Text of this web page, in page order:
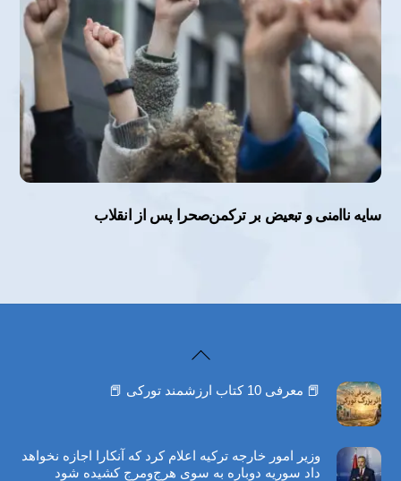
سایه ناامنی و تبعیض بر ترکمن‌صحرا پس از انقلاب
Back
📕 معرفی 10 کتاب ارزشمند تورکی 📕
وزیر امور خارجه ترکیه اعلام کرد که آنکارا اجازه نخواهد
داد سوریه دوباره به سوی هرج‌ومرج کشیده شود